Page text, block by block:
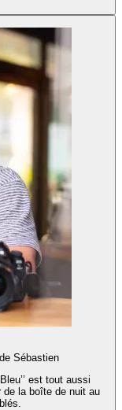
Sébastien
est tout aussi
de la boîte de nuit au